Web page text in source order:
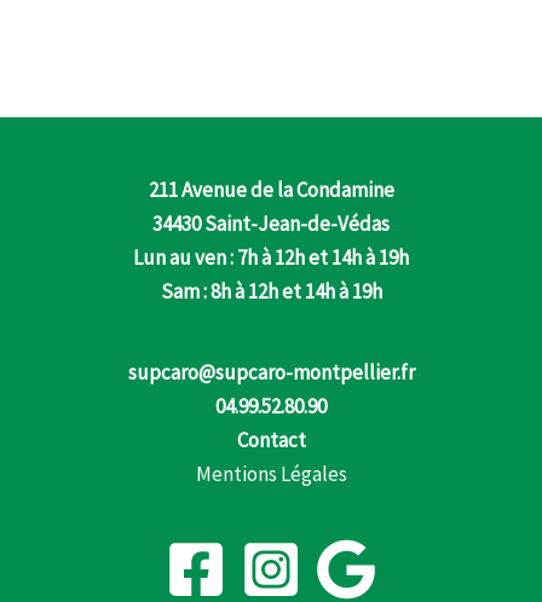
211 Avenue de la Condamine
34430 Saint-Jean-de-Védas
Lun au ven : 7h à 12h et 14h à 19h
Sam : 8h à 12h et 14h à 19h
supcaro@supcaro-montpellier.fr
04.99.52.80.90
Contact
Mentions Légales